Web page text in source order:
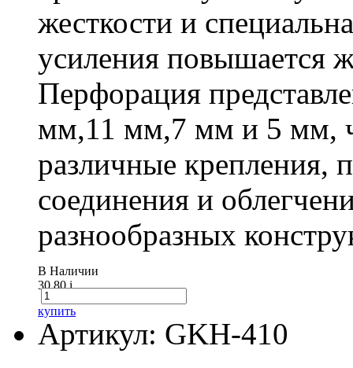
жесткости и
усиления повышается
Перфорация
мм,11 мм,7 мм и 5 мм,
различные
соединения и
разнообразных
В Наличии
30.80i
купить
Артикул: GKH-410